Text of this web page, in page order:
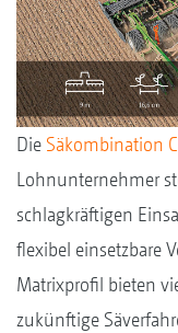
Die Säkombination
Lohnunternehmer
schlagkräftigen
flexibel einsetzbare
Matrixprofil bieten
zukünftige